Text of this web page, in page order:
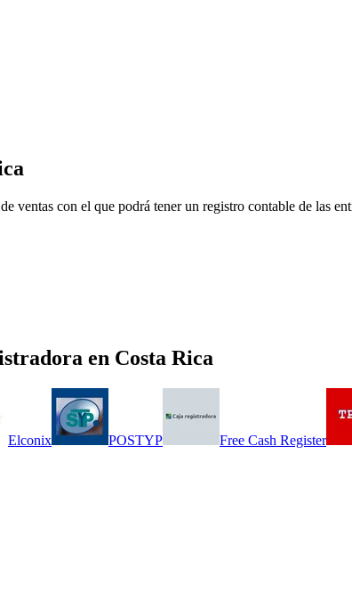
ventas con el que podrá tener un registro contable de las
en Costa Rica
Elconix POSTYP Free Cash Register